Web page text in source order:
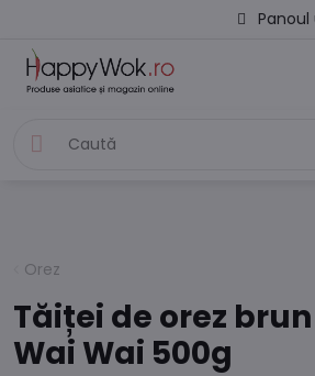
Orez
Tăiței de orez
Wai Wai 500g